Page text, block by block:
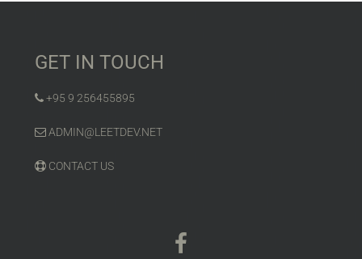
GET IN TOUCH
+95 9 256455895
ADMIN@LEETDEV.NET
CONTACT US